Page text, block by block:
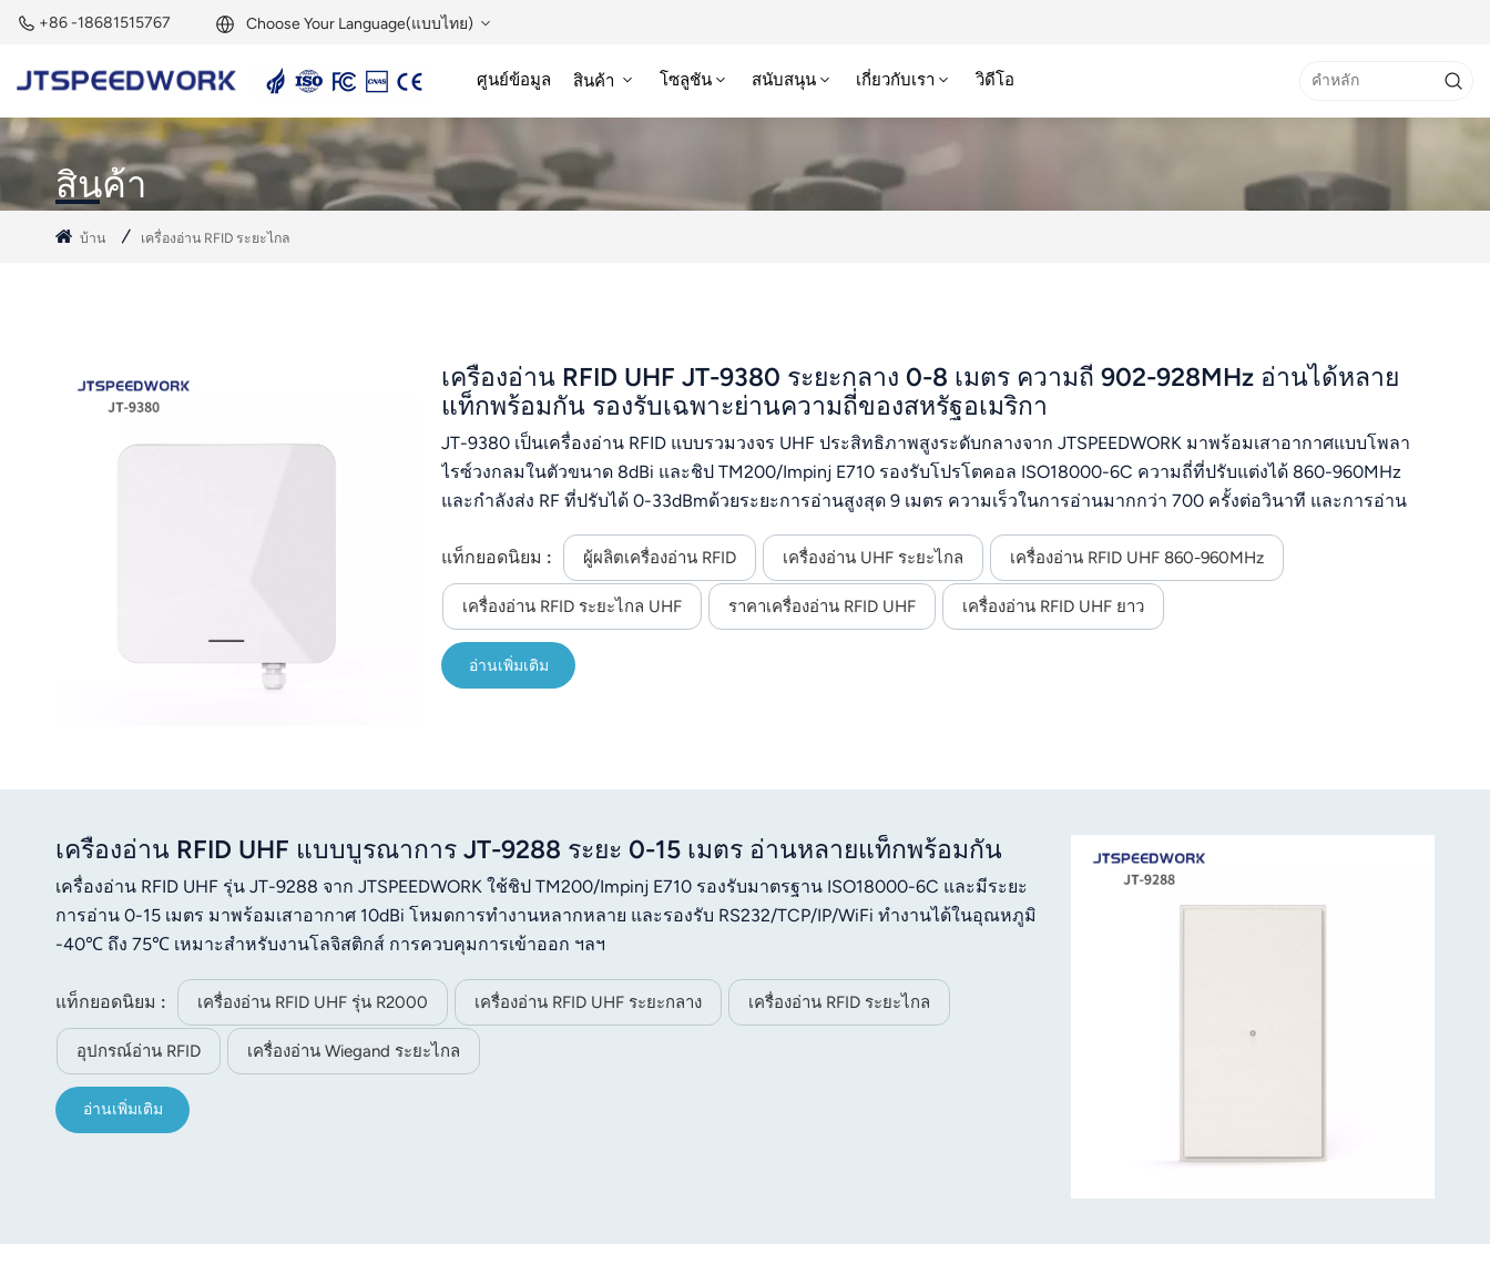
+86 -18681515767 Choose Your Language(แบบไทย)
English
Français
Deutsch
แบบไทย
Tiếng Việt
norsk
magyar
ศูนย์ข้อมูล สินค้า โซลูชัน สนับสนุน เกี่ยวกับเรา วิดีโอ
สินค้า
บ้าน เครื่องอ่าน RFID ระยะไกล
เครื่องอ่าน RFID UHF JT-9380 ระยะกลาง 0-8 เมตร ความถี่ 902-928MHz อ่านได้หลาย
แท็กพร้อมกัน รองรับเฉพาะย่านความถี่ของสหรัฐอเมริกา
JT-9380 เป็นเครื่องอ่าน RFID แบบรวมวงจร UHF ประสิทธิภาพสูงระดับกลางจาก JTSPEEDWORK มาพร้อมเสาอากาศแบบโพลา
ไรซ์วงกลมในตัวขนาด 8dBi และชิป TM200/Impinj E710 รองรับโปรโตคอล ISO18000-6C ความถี่ที่ปรับแต่งได้ 860-960MHz
และกำลังส่ง RF ที่ปรับได้ 0-33dBmด้วยระยะการอ่านสูงสุด 9 เมตร ความเร็วในการอ่านมากกว่า 700 ครั้งต่อวินาที และการอ่าน
ในช่วงอุณหภูมิ -40°C ถึง 75°C เหมาะสำหรับการจัดการสินทรัพย์ทางอุตสาหกรรมและการติดตามโลจิสติกส์
แท็กยอดนิยม : ผู้ผลิตเครื่องอ่าน RFID เครื่องอ่าน UHF ระยะไกล เครื่องอ่าน RFID UHF 860-960MHz
เครื่องอ่าน RFID ระยะไกล UHF ราคาเครื่องอ่าน RFID UHF เครื่องอ่าน RFID UHF ยาว
อ่านเพิ่มเติม
เครื่องอ่าน RFID UHF แบบบูรณาการ JT-9288 ระยะ 0-15 เมตร อ่านหลายแท็กพร้อมกัน
เครื่องอ่าน RFID UHF รุ่น JT-9288 จาก JTSPEEDWORK ใช้ชิป TM200/Impinj E710 รองรับมาตรฐาน ISO18000-6C และมีระยะ
การอ่าน 0-15 เมตร มาพร้อมเสาอากาศ 10dBi โหมดการทำงานหลากหลาย และรองรับ RS232/TCP/IP/WiFi ทำงานได้ในอุณหภูมิ
-40℃ ถึง 75℃ เหมาะสำหรับงานโลจิสติกส์ การควบคุมการเข้าออก ฯลฯ
แท็กยอดนิยม : เครื่องอ่าน RFID UHF รุ่น R2000 เครื่องอ่าน RFID UHF ระยะกลาง เครื่องอ่าน RFID ระยะไกล
อุปกรณ์อ่าน RFID เครื่องอ่าน Wiegand ระยะไกล
อ่านเพิ่มเติม